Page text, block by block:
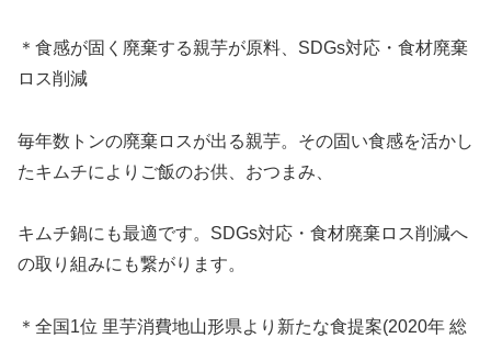
＊食感が固く廃棄する親芋が原料、SDGs対応・食材廃棄
ロス削減
毎年数トンの廃棄ロスが出る親芋。その固い食感を活かし
たキムチによりご飯のお供、おつまみ、
キムチ鍋にも最適です。SDGs対応・食材廃棄ロス削減へ
の取り組みにも繋がります。
＊全国1位 里芋消費地山形県より新たな食提案(2020年 総